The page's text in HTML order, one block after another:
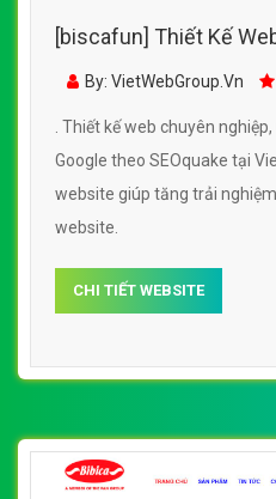
[biscafun] Thiết Kế
Long đẹp, chuyên
By: VietWebGroup.Vn
. Thiết kế web chuyên
Google theo SEOquake tại
website giúp tăng trải
website.
CHI TIẾT WEBSITE